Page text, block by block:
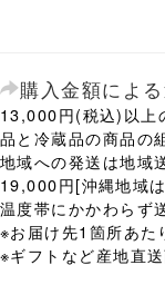
購入金額によ
13,000円(税込)以上
品と冷蔵品の商品の
地域への発送は地域
19,000円[沖縄地域
温度帯にかかわらず
※お届け先1箇所あた
※ギフトなど産地直